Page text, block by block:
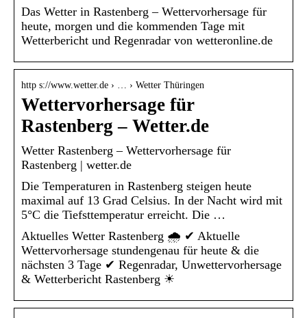
Das Wetter in Rastenberg – Wettervorhersage für
heute, morgen und die kommenden Tage mit
Wetterbericht und Regenradar von wetteronline.de
http s://www.wetter.de › … › Wetter Thüringen
Wettervorhersage für
Rastenberg – Wetter.de
Wetter Rastenberg – Wettervorhersage für
Rastenberg | wetter.de
Die Temperaturen in Rastenberg steigen heute
maximal auf 13 Grad Celsius. In der Nacht wird mit
5°C die Tiefsttemperatur erreicht. Die …
Aktuelles Wetter Rastenberg 🌧️ ✔ Aktuelle
Wettervorhersage stundengenau für heute & die
nächsten 3 Tage ✔ Regenradar, Unwettervorhersage
& Wetterbericht Rastenberg ☀